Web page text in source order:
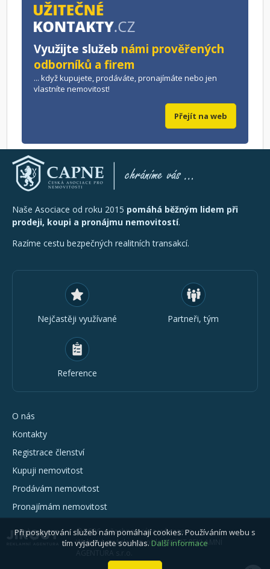
Využijte služeb námi prověřených
odborníků a firem
... když kupujete, prodáváte, pronajímáte nebo jen
vlastníte nemovitost!
Přejít na web
Naše Asociace od roku 2015 pomáhá běžným lidem při
prodeji, koupi a pronájmu nemovitostí.
Razíme cestu bezpečných realitních transakcí.
Nejčastěji využívané Partneři, tým
Reference
O nás
Kontakty
Registrace členství
Kupuji nemovitost
Prodávám nemovitost
Pronajímám nemovitost
© 2026 - všechna práva vyhrazena
Webové stránky vytvořila JIROUT REKLAMNÍ
Při poskytování služeb nám pomáhají cookies. Používáním webu s
tím vyjadřujete souhlas. Další informace